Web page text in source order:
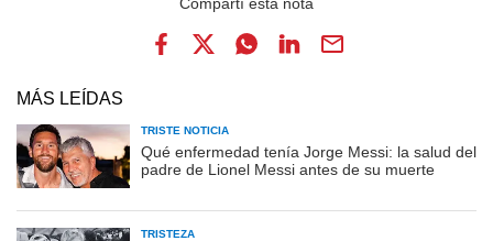
MÁS LEÍDAS
TRISTE NOTICIA
Qué enfermedad tenía Jorge Messi: la salud del
padre de Lionel Messi antes de su muerte
TRISTEZA